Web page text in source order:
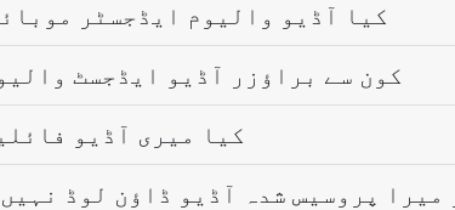
کیا آڈیو والیوم ایڈجسٹر
کون سے براؤزر آڈیو ایڈجسٹ
کیا میری آڈیو
میرا پروسیس شدہ آڈیو ڈاؤن لوڈ